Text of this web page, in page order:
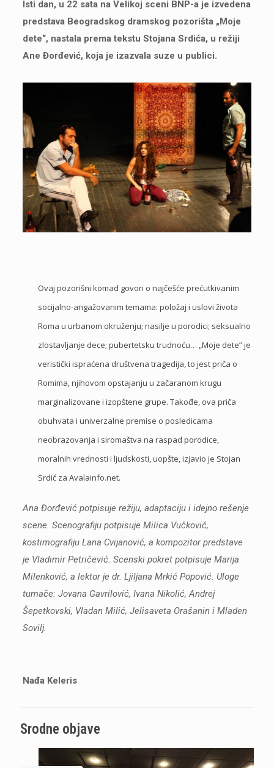
Isti dan, u 22 sata na Velikoj sceni BNP-a je izvedena
predstava Beogradskog dramskog pozorišta „Moje
dete“, nastala prema tekstu Stojana Srdića, u režiji
Ane Đorđević, koja je izazvala suze u publici.
Ovaj pozorišni komad govori o najčešće prećutkivanim
socijalno-angažovanim temama: položaj i uslovi života
Roma u urbanom okruženju; nasilje u porodici; seksualno
zlostavljanje dece; pubertetsku trudnoću… „Moje dete” je
veristički ispraćena društvena tragedija, to jest priča o
Romima, njihovom opstajanju u začaranom krugu
marginalizovane i izopštene grupe. Takođe, ova priča
obuhvata i univerzalne premise o posledicama
neobrazovanja i siromaštva na raspad porodice,
moralnih vrednosti i ljudskosti, uopšte, izjavio je Stojan
Srdić za Avalainfo.net.
Ana Đorđević potpisuje režiju, adaptaciju i idejno rešenje
scene. Scenografiju potpisuje Milica Vučković,
kostimografiju Lana Cvijanović, a kompozitor predstave
je Vladimir Petričević. Scenski pokret potpisuje Marija
Milenković, a lektor je dr. Ljiljana Mrkić Popović. Uloge
tumače: Jovana Gavrilović, Ivana Nikolić, Andrej
Šepetkovski, Vladan Milić, Jelisaveta Orašanin i Mladen
Sovilj.
Nađa Keleris
Srodne objave